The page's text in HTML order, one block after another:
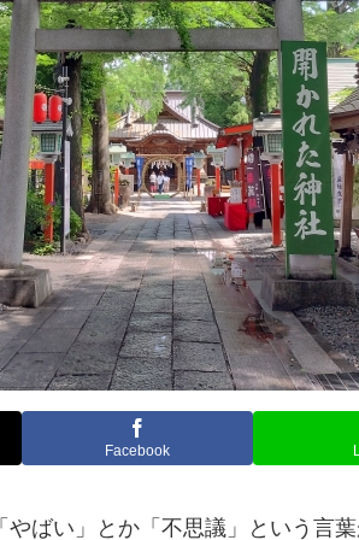
Facebook
ばい」とか「不思議」という言葉